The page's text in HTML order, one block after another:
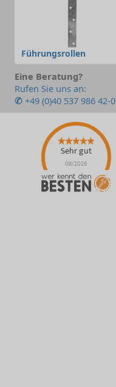
Führungsrollen
Eine Beratung?
Rufen Sie uns an:
✆ +49 (0)40 537 986 42-0
Sehr gut
08/2026